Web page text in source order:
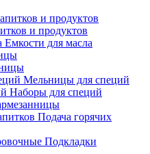
и продуктов
Емкости для масла
Мельницы для специй
Наборы для специй
Подача горячих
Подкладки